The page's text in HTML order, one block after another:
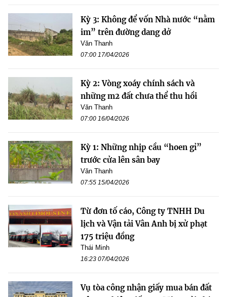
Kỳ 3: Không để vốn Nhà nước “nằm
im” trên đường dang dở
Văn Thanh
07:00 17/04/2026
Kỳ 2: Vòng xoáy chính sách và
những m2 đất chưa thể thu hồi
Văn Thanh
07:00 16/04/2026
Kỳ 1: Những nhịp cầu “hoen gỉ”
trước cửa lên sân bay
Văn Thanh
07:55 15/04/2026
Từ đơn tố cáo, Công ty TNHH Du
lịch và Vận tải Vân Anh bị xử phạt
175 triệu đồng
Thái Minh
16:23 07/04/2026
Vụ tòa công nhận giấy mua bán đất